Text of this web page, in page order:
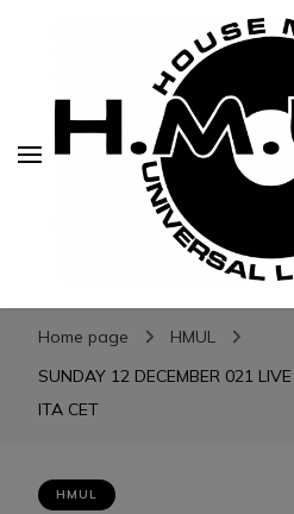
H.M.U.L.
H.M.U.L.
Home page
HMUL
SUNDAY 12 DECEMBER 021
ITA CET
HMUL